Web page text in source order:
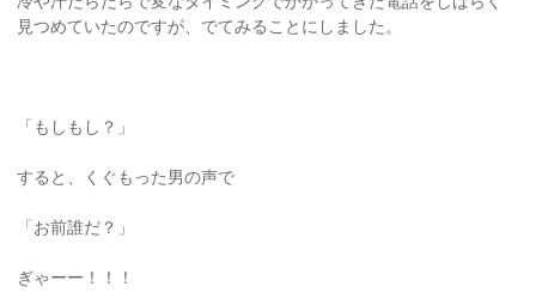
見つめていたのですが、でてみることにしました。
「もしもし？」
すると、くぐもった男の声で
「お前誰だ？」
ぎゃーー！！！